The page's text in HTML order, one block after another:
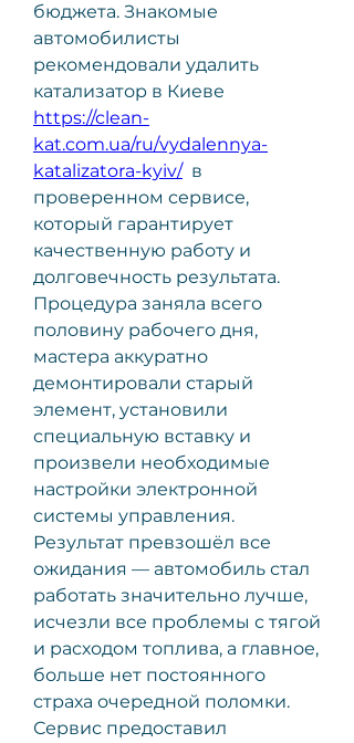
бюджета. Знакомые
автомобилисты
рекомендовали удалить
https://clean-
kat.com.ua/ru/vydalennya-
katalizatora-kyiv/
  в
проверенном сервисе,
который гарантирует
качественную работу и
долговечность результата.
Процедура заняла всего
половину рабочего дня,
мастера аккуратно
демонтировали старый
элемент, установили
специальную вставку и
произвели необходимые
настройки электронной
системы управления.
Результат превзошёл все
ожидания — автомобиль стал
работать значительно лучше,
исчезли все проблемы с тягой
и расходом топлива, а главное,
больше нет постоянного
страха очередной поломки.
Сервис предоставил